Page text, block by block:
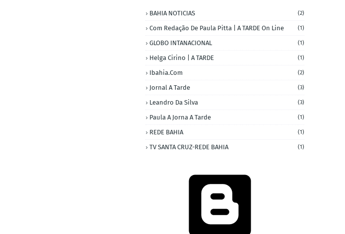
BAHIA NOTICIAS (2)
Com Redação De Paula Pitta | A TARDE On Line (1)
GLOBO INTANACIONAL (1)
Helga Cirino | A TARDE (1)
Ibahia.com (2)
Jornal A Tarde (3)
Leandro Da Silva (3)
Paula A Jorna A Tarde (1)
REDE BAHIA (1)
TV SANTA CRUZ-REDE BAHIA (1)